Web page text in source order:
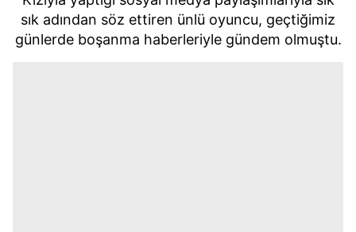
sık adından söz ettiren ünlü oyuncu, geçtiğimiz
günlerde boşanma haberleriyle gündem olmuştu.